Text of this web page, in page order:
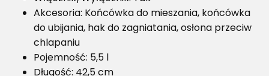
Akcesoria: Końcówka do mieszania, końcówka
do ubijania, hak do zagniatania, osłona przeciw
chlapaniu
Pojemność: 5,5 l
Długość: 42,5 cm